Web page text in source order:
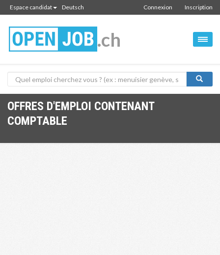
Espace candidat Deutsch Inscription
Connexion
.ch
OFFRES D'EMPLOI CONTENANT
COMPTABLE